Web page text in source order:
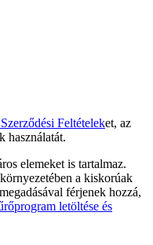
Feltételeket, az
használatát.
elemeket is tartalmaz.
a kiskorúak
férjenek hozzá,
letöltése és